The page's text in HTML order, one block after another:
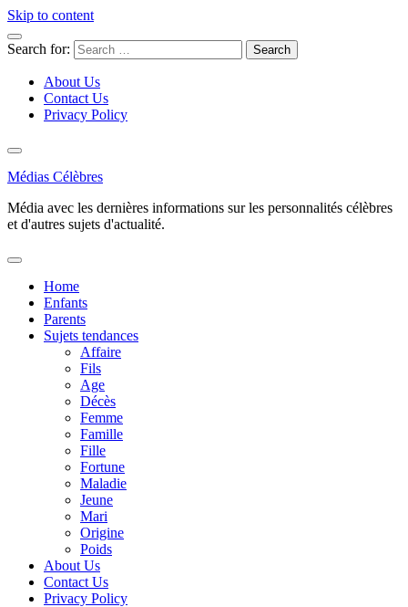
Skip to content
Search for:
About Us
Contact Us
Privacy Policy
Médias Célèbres
Média avec les dernières informations sur les personnalités célèbres
et d'autres sujets d'actualité.
Home
Enfants
Parents
Sujets tendances
Affaire
Fils
Age
Décès
Femme
Famille
Fille
Fortune
Maladie
Jeune
Mari
Origine
Poids
About Us
Contact Us
Privacy Policy